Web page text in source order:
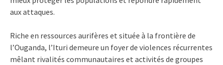
aux attaques.
Riche en ressources aurifères et située à la frontière de
l’Ouganda, l’Ituri demeure un foyer de violences récurrentes
mêlant rivalités communautaires et activités de groupes